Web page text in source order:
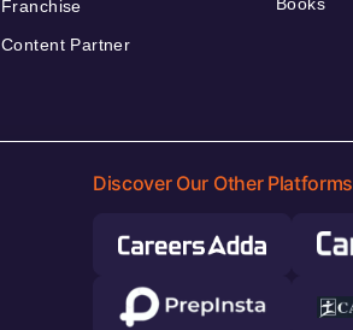
Franchise
Content Partner
Discover Our Other Platforms